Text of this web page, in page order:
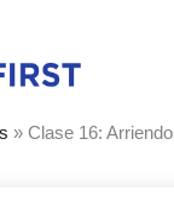
» Clase 16: